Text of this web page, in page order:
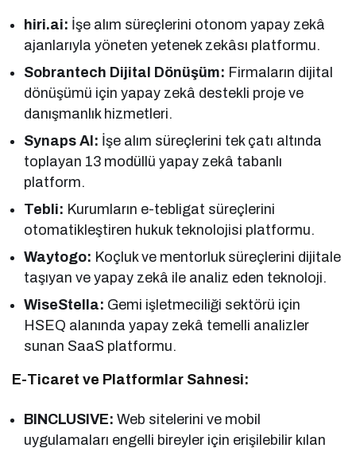
hiri.ai: İşe alım süreçlerini otonom yapay zekâ
ajanlarıyla yöneten yetenek zekâsı platformu.
Sobrantech Dijital Dönüşüm: Firmaların dijital
dönüşümü için yapay zekâ destekli proje ve
danışmanlık hizmetleri.
Synaps AI: İşe alım süreçlerini tek çatı altında
toplayan 13 modüllü yapay zekâ tabanlı
platform.
Tebli: Kurumların e-tebligat süreçlerini
otomatikleştiren hukuk teknolojisi platformu.
Waytogo: Koçluk ve mentorluk süreçlerini dijitale
taşıyan ve yapay zekâ ile analiz eden teknoloji.
WiseStella: Gemi işletmeciliği sektörü için
HSEQ alanında yapay zekâ temelli analizler
sunan SaaS platformu.
E-Ticaret ve Platformlar Sahnesi:
BINCLUSIVE: Web sitelerini ve mobil
uygulamaları engelli bireyler için erişilebilir kılan